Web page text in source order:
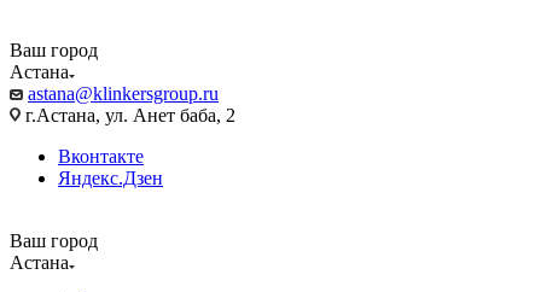
Ваш город
Астана
astana@klinkersgroup.ru
г.Астана, ул. Анет баба, 2
Вконтакте
Яндекс.Дзен
Ваш город
Астана